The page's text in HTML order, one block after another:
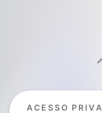
ACESSO